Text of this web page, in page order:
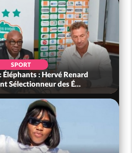
SPORT
: Hervé Renard
Sélectionneur des É...